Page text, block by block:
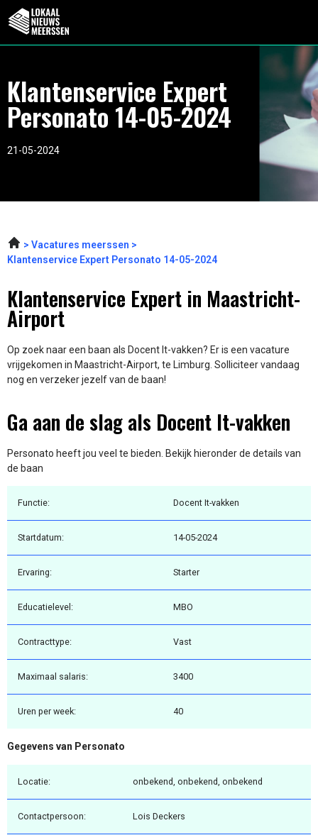
Klantenservice Expert
Personato 14-05-2024
21-05-2024
Vacatures meerssen
Klantenservice Expert Personato 14-05-2024
Klantenservice Expert in Maastricht-
Airport
Op zoek naar een baan als Docent It-vakken? Er is een vacature
vrijgekomen in Maastricht-Airport, te Limburg. Solliciteer vandaag
nog en verzeker jezelf van de baan!
Ga aan de slag als Docent It-vakken
Personato heeft jou veel te bieden. Bekijk hieronder de details van
de baan
Functie: Docent It-vakken
Startdatum: 14-05-2024
Ervaring: Starter
Educatielevel: MBO
Contracttype: Vast
Maximaal salaris: 3400
Uren per week: 40
Gegevens van Personato
Locatie: onbekend, onbekend, onbekend
Contactpersoon: Lois Deckers